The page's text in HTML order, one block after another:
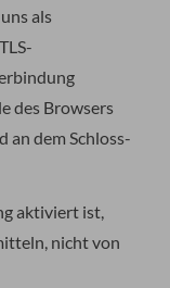
als
des Browsers
an dem Schloss-
aktiviert ist,
nicht von